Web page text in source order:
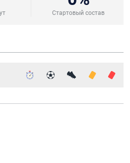
Стартовый состав